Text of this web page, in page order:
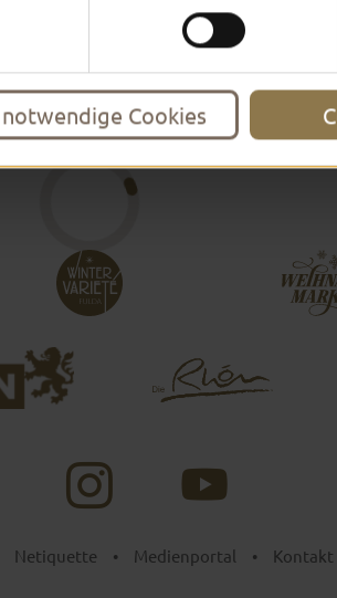
Cookies
Netiquette • Medienportal • Kontakt